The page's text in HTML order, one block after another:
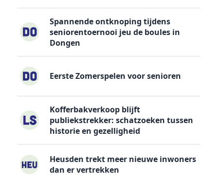
Spannende ontknoping tijdens
seniorentoernooi jeu de boules in
Dongen
Eerste Zomerspelen voor senioren
Kofferbakverkoop blijft
publiekstrekker: schatzoeken tussen
historie en gezelligheid
Heusden trekt meer nieuwe inwoners
dan er vertrekken